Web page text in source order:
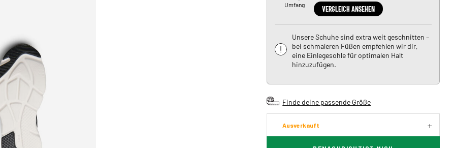
Umfang VERGLEICH ANSEHEN
Unsere Schuhe sind extra weit geschnitten –
bei schmaleren Füßen empfehlen wir dir,
eine Einlegesohle für optimalen Halt
hinzuzufügen.
Finde deine passende Größe
Ausverkauft